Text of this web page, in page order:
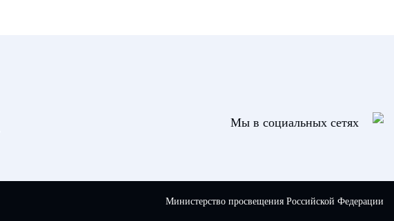
Мы в социальных сетях
Министерство просвещения Российской Федерации